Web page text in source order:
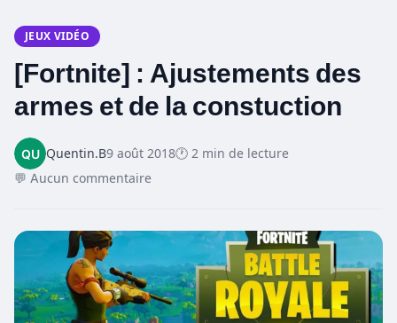
JEUX VIDÉO
[Fortnite] : Ajustements des
armes et de la constuction
Quentin.B9 août 2018🕐 2 min de lecture
💬 Aucun commentaire